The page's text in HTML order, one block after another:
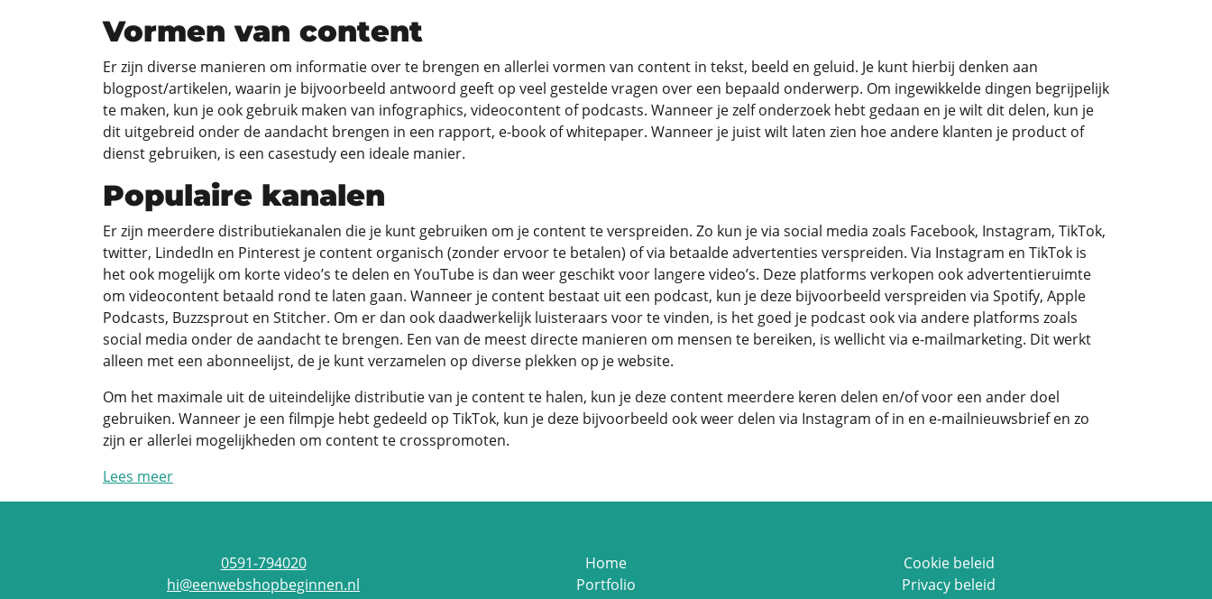
Vormen van content
Er zijn diverse manieren om informatie over te brengen en allerlei vormen van content in tekst, beeld en geluid. Je kunt hierbij denken aan
blogpost/artikelen, waarin je bijvoorbeeld antwoord geeft op veel gestelde vragen over een bepaald onderwerp. Om ingewikkelde dingen begrijpelijk
te maken, kun je ook gebruik maken van infographics, videocontent of podcasts. Wanneer je zelf onderzoek hebt gedaan en je wilt dit delen, kun je
dit uitgebreid onder de aandacht brengen in een rapport, e-book of whitepaper. Wanneer je juist wilt laten zien hoe andere klanten je product of
dienst gebruiken, is een casestudy een ideale manier.
Populaire kanalen
Er zijn meerdere distributiekanalen die je kunt gebruiken om je content te verspreiden. Zo kun je via social media zoals Facebook, Instagram, TikTok,
twitter, LindedIn en Pinterest je content organisch (zonder ervoor te betalen) of via betaalde advertenties verspreiden. Via Instagram en TikTok is
het ook mogelijk om korte video’s te delen en YouTube is dan weer geschikt voor langere video’s. Deze platforms verkopen ook advertentieruimte
om videocontent betaald rond te laten gaan. Wanneer je content bestaat uit een podcast, kun je deze bijvoorbeeld verspreiden via Spotify, Apple
Podcasts, Buzzsprout en Stitcher. Om er dan ook daadwerkelijk luisteraars voor te vinden, is het goed je podcast ook via andere platforms zoals
social media onder de aandacht te brengen. Een van de meest directe manieren om mensen te bereiken, is wellicht via e-mailmarketing. Dit werkt
alleen met een abonneelijst, de je kunt verzamelen op diverse plekken op je website.
Om het maximale uit de uiteindelijke distributie van je content te halen, kun je deze content meerdere keren delen en/of voor een ander doel
gebruiken. Wanneer je een filmpje hebt gedeeld op TikTok, kun je deze bijvoorbeeld ook weer delen via Instagram of in en e-mailnieuwsbrief en zo
zijn er allerlei mogelijkheden om content te crosspromoten.
Lees meer
0591-794020
hi@eenwebshopbeginnen.nl
Home
Portfolio
Cookie beleid
Privacy beleid